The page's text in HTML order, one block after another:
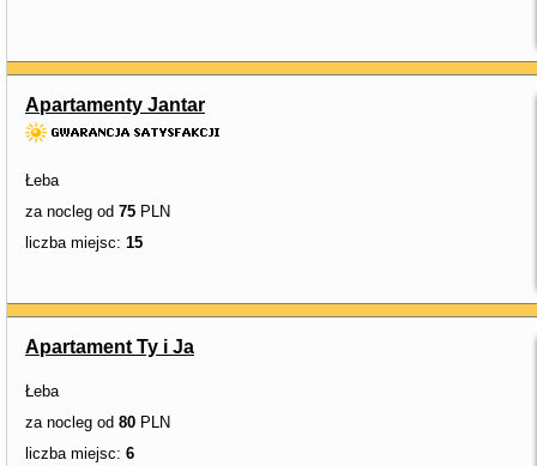
Apartamenty Jantar
Łeba
za nocleg od 75 PLN
liczba miejsc: 15
Apartament Ty i Ja
Łeba
za nocleg od 80 PLN
liczba miejsc: 6